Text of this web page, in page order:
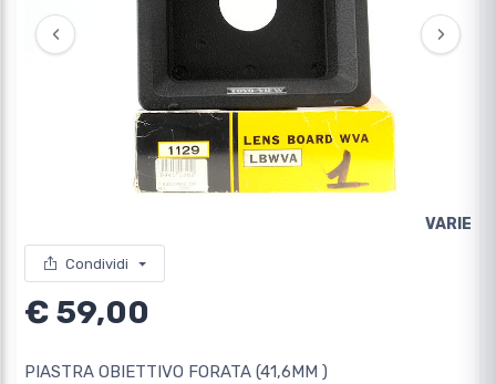
‹ ›
VARIE
Condividi
€ 59,00
PIASTRA OBIETTIVO FORATA (41,6MM )